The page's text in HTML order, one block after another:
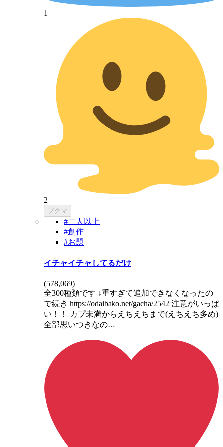
1
2
ブクマ
#二人以上
#創作
#お題
イチャイチャしてるだけ
(578,069)
全300種類です ↓重すぎて追加できなくなったの
で続き https://odaibako.net/gacha/2542 注意がいっぱ
い！！ カプ未満からえちえちまで(えちえち多め)
全部思いつきなの…